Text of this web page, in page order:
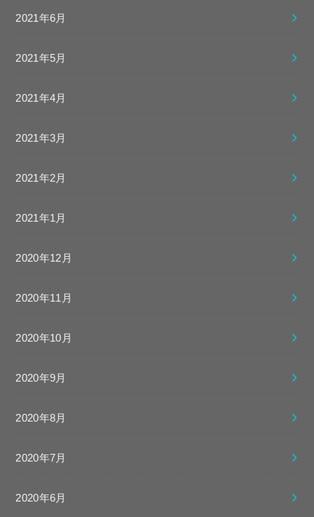
2021年6月
2021年5月
2021年4月
2021年3月
2021年2月
2021年1月
2020年12月
2020年11月
2020年10月
2020年9月
2020年8月
2020年7月
2020年6月